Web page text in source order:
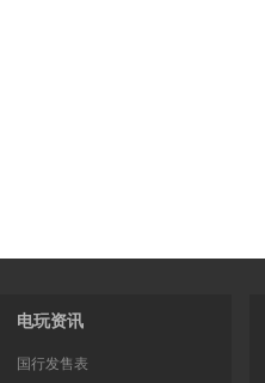
电玩资讯
国行发售表